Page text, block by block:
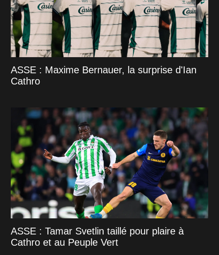
ASSE : Maxime Bernauer, la surprise d'Ian
Cathro
ASSE : Tamar Svetlin taillé pour plaire à
Cathro et au Peuple Vert